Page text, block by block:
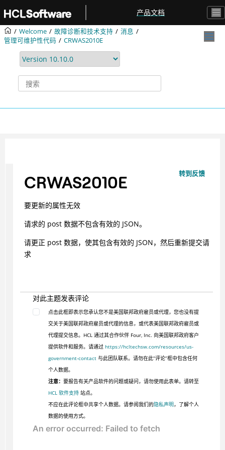
产品文档
Welcome 故障诊断和技术支持
消息
管理可维护性代码
CRWAS2010E
转到反馈
CRWAS2010E
要更新的属性无效
请求的 post 数据不包含有效的 JSON。
请更正 post 数据，使其包含有效的 JSON，然后重新提交请
求
对此主题发表评论
点击此框即表示您承认您不是美国联邦政府雇员或代理，您也没有提
交关于美国联邦政府雇员或代理的信息，或代表美国联邦政府雇员或
代理提交信息。HCL 通过其合作伙伴 Four, Inc. 向美国联邦政府客户
提供软件和服务。请通过 https://hcltechsw.com/resources/us-
government-contact与此团队联系。请勿在此“评论”框中包含任何
个人数据。
注意： 要报告有关产品软件的问题或疑问，请勿使用此表单。请转至
HCL 软件支持站点。
不应在此评论框中共享个人数据。请参阅我们的隐私声明，了解个人
数据的使用方式。